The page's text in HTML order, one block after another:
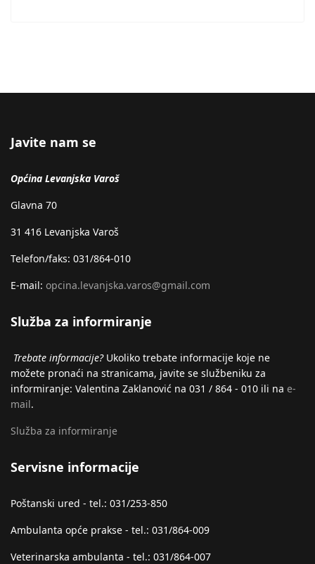
Javite nam se
Općina Levanjska Varoš
Glavna 70
31 416 Levanjska Varoš
Telefon/faks: 031/864-010
E-mail: opcina.levanjska.varos@gmail.com
Služba za informiranje
Trebate informacije?Ukoliko trebate informacije koje ne
možete pronaći na stranicama, javite se službeniku za
informiranje: Valentina Zaklanović na 031 / 864 - 010 ili na e-
mail.
Služba za informiranje
Servisne informacije
Poštanski ured - tel.: 031/253-850
Ambulanta opće prakse - tel.: 031/864-009
Veterinarska ambulanta - tel.: 031/864-007